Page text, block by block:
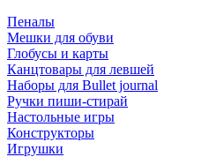
Пеналы
Мешки для обуви
Глобусы и карты
Канцтовары для левшей
Наборы для Bullet journal
Ручки пиши-стирай
Настольные игры
Конструкторы
Игрушки